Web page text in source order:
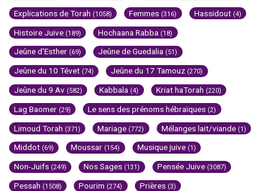
Explications de Torah (1058) Femmes (316) Hassidout (4)
Histoire Juive (189) Hochaana Rabba (18)
Jeûne d'Esther (69) Jeûne de Guedalia (51)
Jeûne du 10 Tévet (74) Jeûne du 17 Tamouz (270)
Jeûne du 9 Av (582) Kabbala (4) Kriat haTorah (220)
Lag Baomer (29) Le sens des prénoms hébraïques (2)
Limoud Torah (371) Mariage (772) Mélanges lait/viande (1)
Middot (69) Moussar (154) Musique juive (1)
Non-Juifs (249) Nos Sages (131) Pensée Juive (3087)
Pessah (1508) Pourim (274) Prières (3)